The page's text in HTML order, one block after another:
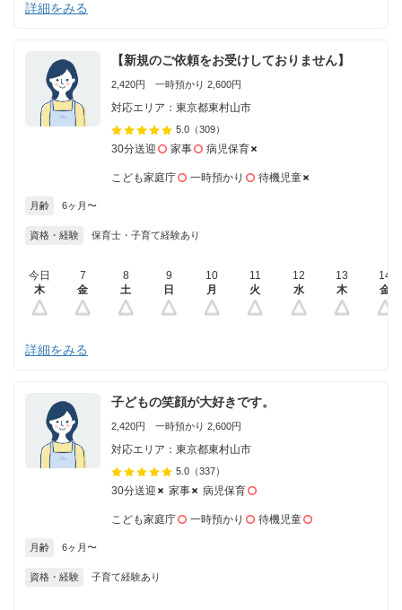
詳細をみる
【新規のご依頼をお受けしておりません】
2,420円 一時預かり 2,600円
対応エリア：東京都東村山市
5.0 （309）
30分送迎 家事 病児保育
こども家庭庁 一時預かり 待機児童
月齢 6ヶ月〜
資格・経験 保育士・子育て経験あり
今日
木
7
金
8
土
9
日
10
月
11
火
12
水
13
木
14
金
詳細をみる
子どもの笑顔が大好きです。
2,420円 一時預かり 2,600円
対応エリア：東京都東村山市
5.0 （337）
30分送迎 家事 病児保育
こども家庭庁 一時預かり 待機児童
月齢 6ヶ月〜
資格・経験 子育て経験あり